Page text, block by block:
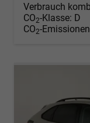
Verbrauch
CO2-Klasse: D
CO2-